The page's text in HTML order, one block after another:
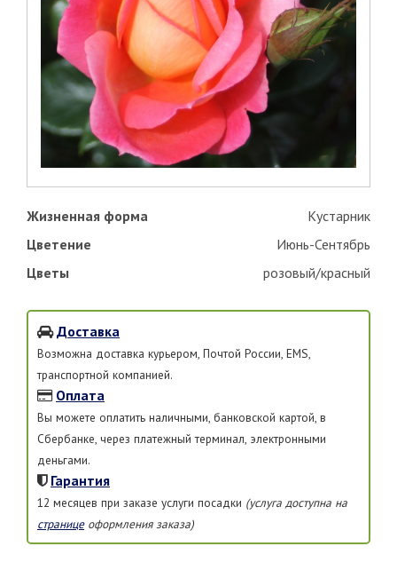
Жизненная форма
Кустарник
Цветение
Июнь-Сентябрь
Цветы
розовый/красный
Доставка
Возможна доставка курьером, Почтой России, EMS,
транспортной компанией.
Оплата
Вы можете оплатить наличными, банковской картой, в
Сбербанке, через платежный терминал, электронными
деньгами.
Гарантия
12 месяцев при заказе услуги посадки (услуга доступна на
страницеоформления заказа)